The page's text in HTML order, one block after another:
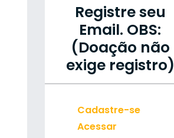
Registre seu
Email. OBS:
(Doação não
exige registro)
Cadastre-se
Acessar